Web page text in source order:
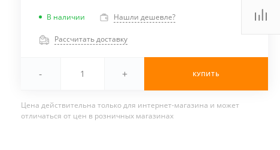
В наличии Нашли дешевле?
Рассчитать доставку
- + КУПИТЬ
Цена действительна только для интернет-магазина и может
отличаться от цен в розничных магазинах